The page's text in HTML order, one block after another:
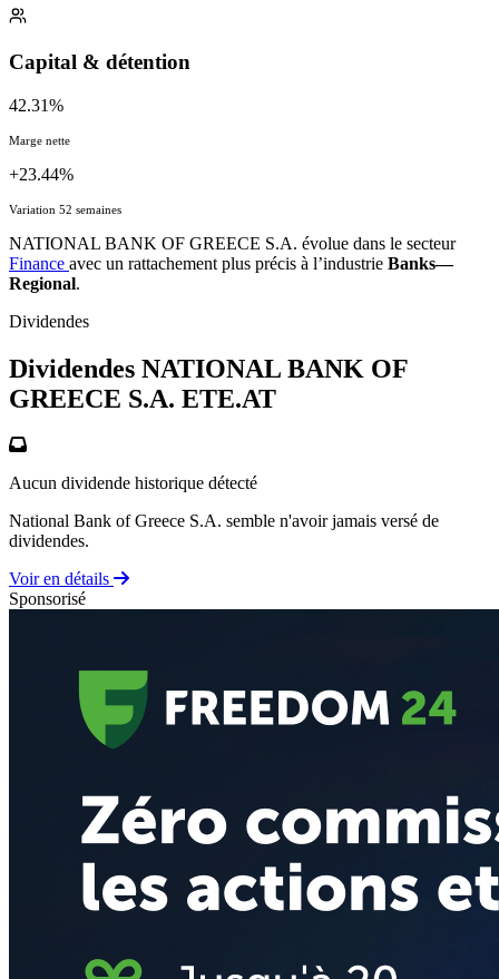
Capital & détention
42.31%
Marge nette
+23.44%
Variation 52 semaines
NATIONAL BANK OF GREECE S.A. évolue dans le secteur
Finance avec un rattachement plus précis à l’industrie Banks—
Regional.
Dividendes
Dividendes NATIONAL BANK OF
GREECE S.A. ETE.AT
Aucun dividende historique détecté
National Bank of Greece S.A. semble n'avoir jamais versé de
dividendes.
Voir en détails
Sponsorisé